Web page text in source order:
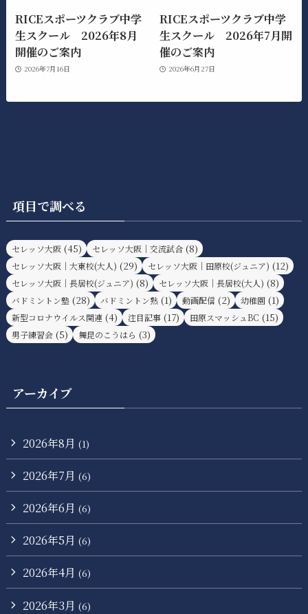
RICEスポーツクラブ中学
生スクール 2026年8月
開催のご案内
2026年7月16日
RICEスポーツクラブ中学
生スクール 2026年7月開
催のご案内
2026年6月27日
項目で調べる
セレッソ大阪 (45) セレッソ大阪｜交流試合 (8)
セレッソ大阪｜大東校(大人) (29) セレッソ大阪｜田原校(ジュニア) (12)
セレッソ大阪｜長居校(ジュニア) (8) セレッソ大阪｜長居校(大人) (8)
バドミントン塾 (28) バドミントン熟 (1) 動画配信 (2) 幼稚園 (1)
新型コロナウイルス関連 (4) 注目記事 (17) 田原スマッシュBC (15)
男子練習会 (5) 舞昆のこうはら (3)
アーカイブ
2026年8月 (1)
2026年7月 (6)
2026年6月 (6)
2026年5月 (6)
2026年4月 (6)
2026年3月 (6)